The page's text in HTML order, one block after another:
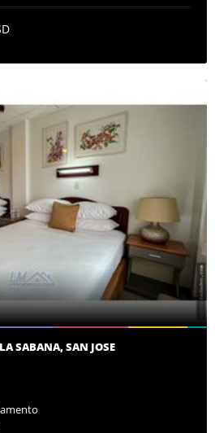
SABANA, SAN JOSE